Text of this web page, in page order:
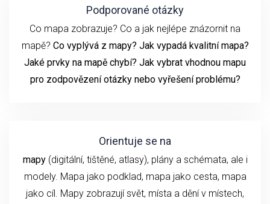
Podporované otázky
Co mapa zobrazuje? Co a jak nejlépe znázornit na
mapě? Co vyplývá z mapy? Jak vypadá kvalitní mapa?
Jaké prvky na mapě chybí? Jak vybrat vhodnou mapu
pro zodpovězení otázky nebo vyřešení problému?
Orientuje se na
mapy(digitální, tištěné, atlasy), plány a schémata, ale i
modely. Mapa jako podklad, mapa jako cesta, mapa
jako cíl. Mapy zobrazují svět, místa a dění v místech,